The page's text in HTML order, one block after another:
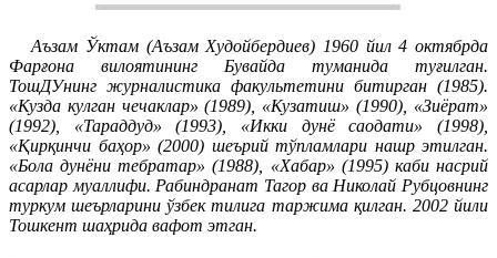
Аъзам Ўктам (Аъзам Худойбердиев) 1960 йил 4 октябрда
Фарғона вилоятининг Бувайда туманида туғилган.
ТошДУнинг журналистика факультетини битирган (1985).
«Кузда кулган чечаклар» (1989), «Кузатиш» (1990), «Зиёрат»
(1992), «Тараддуд» (1993), «Икки дунё саодати» (1998),
«Қирқинчи баҳор» (2000) шеърий тўпламлари нашр этилган.
«Бола дунёни тебратар» (1988), «Хабар» (1995) каби насрий
асарлар муаллифи. Рабиндранат Тагор ва Николай Рубцовнинг
туркум шеърларини ўзбек тилига таржима қилган. 2002 йили
Тошкент шаҳрида вафот этган.